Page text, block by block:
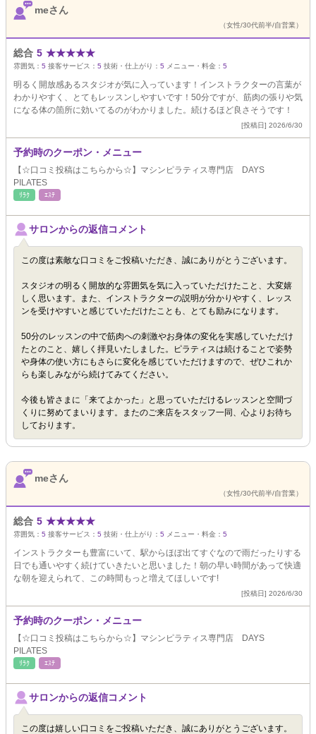
meさん
（女性/30代前半/自営業）
総合 5 ★★★★★
雰囲気： 5 接客サービス： 5 技術・仕上がり： 5 メニュー・料金： 5
明るく開放感あるスタジオが気に入っています！インストラクターの言葉が
わかりやすく、とてもレッスンしやすいです！50分ですが、筋肉の張りや気
になる体の箇所に効いてるのがわかりました。続けるほど良さそうです！
[投稿日] 2026/6/30
予約時のクーポン・メニュー
【☆口コミ投稿はこちらから☆】マシンピラティス専門店 DAYS
PILATES
ﾘﾗｸ ｴｽﾃ
サロンからの返信コメント
この度は素敵な口コミをご投稿いただき、誠にありがとうございます。
スタジオの明るく開放的な雰囲気を気に入っていただけたこと、大変嬉
しく思います。また、インストラクターの説明が分かりやすく、レッス
ンを受けやすいと感じていただけたことも、とても励みになります。
50分のレッスンの中で筋肉への刺激やお身体の変化を実感していただけ
たとのこと、嬉しく拝見いたしました。ピラティスは続けることで姿勢
や身体の使い方にもさらに変化を感じていただけますので、ぜひこれか
らも楽しみながら続けてみてください。
今後も皆さまに「来てよかった」と思っていただけるレッスンと空間づ
くりに努めてまいります。またのご来店をスタッフ一同、心よりお待ち
しております。
meさん
（女性/30代前半/自営業）
総合 5 ★★★★★
雰囲気： 5 接客サービス： 5 技術・仕上がり： 5 メニュー・料金： 5
インストラクターも豊富にいて、駅からほぼ出てすぐなので雨だったりする
日でも通いやすく続けていきたいと思いました！朝の早い時間があって快適
な朝を迎えられて、この時間もっと増えてほしいです!
[投稿日] 2026/6/30
予約時のクーポン・メニュー
【☆口コミ投稿はこちらから☆】マシンピラティス専門店 DAYS
PILATES
ﾘﾗｸ ｴｽﾃ
サロンからの返信コメント
この度は嬉しい口コミをご投稿いただき、誠にありがとうございます。